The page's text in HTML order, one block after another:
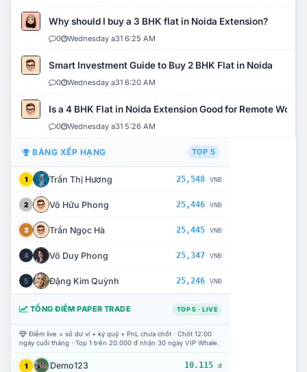
Why should I buy a 3 BHK flat in Noida Extension?
0 Wednesday a31 6:25 AM
Smart Investment Guide to Buy 2 BHK Flat in Noida
0 Wednesday a31 6:20 AM
Is a 4 BHK Flat in Noida Extension Good for Remote Work?
0 Wednesday a31 5:26 AM
BẢNG XẾP HẠNG TOP 5
1 Trần Thị Hương 25,548 VNĐ
2 Võ Hữu Phong 25,446 VNĐ
3 Trần Ngọc Hà 25,445 VNĐ
4 Võ Duy Phong 25,347 VNĐ
5 Đặng Kim Quỳnh 25,246 VNĐ
TỔNG ĐIỂM PAPER TRADE TOP 5 · LIVE
Điểm live = số dư ví + ký quỹ + PnL chưa chốt · Chốt 12:00
ngày cuối tháng · Top 1 trên 20.000 đ nhận 30 ngày VIP Whale.
1 Demo123 10.115 đ